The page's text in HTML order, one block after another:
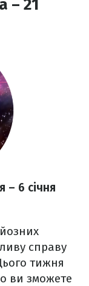
– 21
– 6 січня
справу
тижня
ви зможете